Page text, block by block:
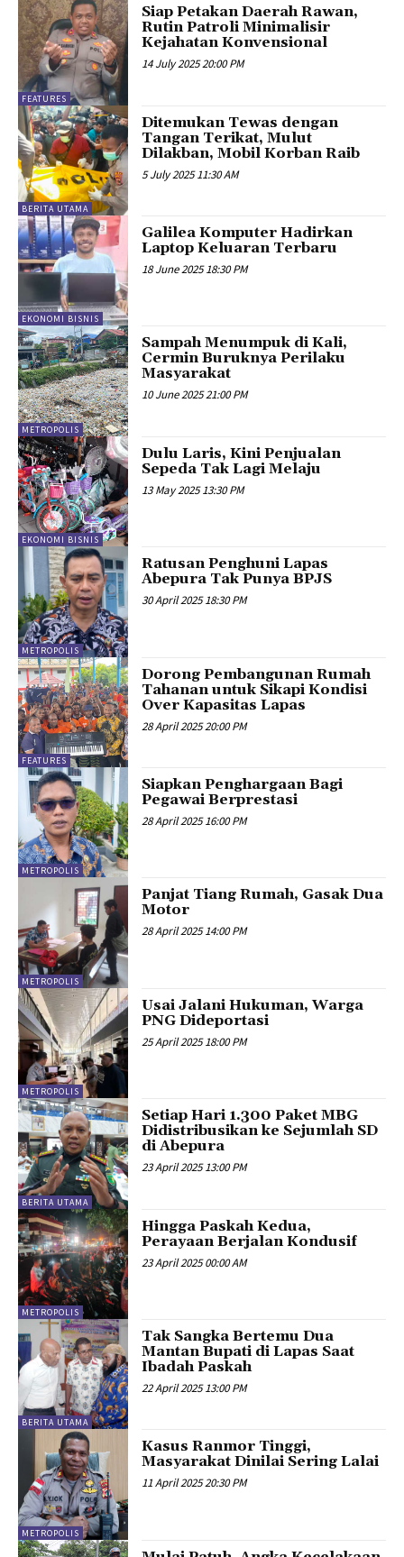
FEATURES
Siap Petakan Daerah Rawan,
Rutin Patroli Minimalisir
Kejahatan Konvensional
14 July 2025 20:00 PM
BERITA UTAMA
Ditemukan Tewas dengan
Tangan Terikat, Mulut
Dilakban, Mobil Korban Raib
5 July 2025 11:30 AM
EKONOMI BISNIS
Galilea Komputer Hadirkan
Laptop Keluaran Terbaru
18 June 2025 18:30 PM
METROPOLIS
Sampah Menumpuk di Kali,
Cermin Buruknya Perilaku
Masyarakat
10 June 2025 21:00 PM
EKONOMI BISNIS
Dulu Laris, Kini Penjualan
Sepeda Tak Lagi Melaju
13 May 2025 13:30 PM
METROPOLIS
Ratusan Penghuni Lapas
Abepura Tak Punya BPJS
30 April 2025 18:30 PM
FEATURES
Dorong Pembangunan Rumah
Tahanan untuk Sikapi Kondisi
Over Kapasitas Lapas
28 April 2025 20:00 PM
METROPOLIS
Siapkan Penghargaan Bagi
Pegawai Berprestasi
28 April 2025 16:00 PM
METROPOLIS
Panjat Tiang Rumah, Gasak Dua
Motor
28 April 2025 14:00 PM
METROPOLIS
Usai Jalani Hukuman, Warga
PNG Dideportasi
25 April 2025 18:00 PM
BERITA UTAMA
Setiap Hari 1.300 Paket MBG
Didistribusikan ke Sejumlah SD
di Abepura
23 April 2025 13:00 PM
METROPOLIS
Hingga Paskah Kedua,
Perayaan Berjalan Kondusif
23 April 2025 00:00 AM
BERITA UTAMA
Tak Sangka Bertemu Dua
Mantan Bupati di Lapas Saat
Ibadah Paskah
22 April 2025 13:00 PM
METROPOLIS
Kasus Ranmor Tinggi,
Masyarakat Dinilai Sering Lalai
11 April 2025 20:30 PM